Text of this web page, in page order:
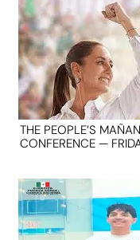
THE PEOPLE’S
CONFERENCE —